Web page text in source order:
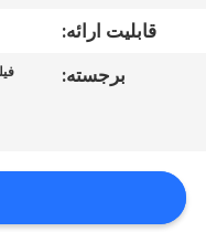
درخواست
نقل
قابلیت ارائه:
برجسته: